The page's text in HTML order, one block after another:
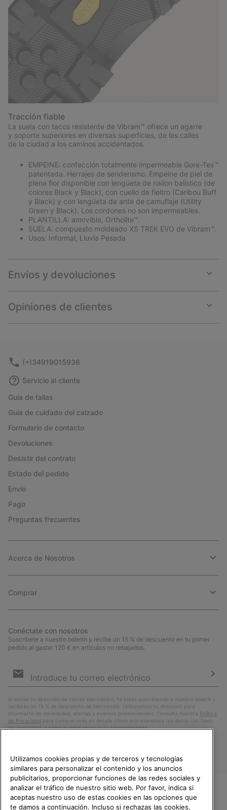
Tracción fiable
La suela con tacos resistente de Vibram™ ofrece un agarre
y soporte superiores en diversas superficies, de las calles
de la ciudad a los caminos accidentados.
EMPEINE: confección totalmente impermeable Gore-Tex™
patentada. Herrajes de senderismo. Empeine de piel de
plena flor disponible con lengüeta de nailon balístico (de
colores Black y Black), con cuello de fieltro (Caribou Buff
y Black) y con lengüeta de ante de camuflaje (Utility
Green y Black). Los cordones no son impermeables.
PLANTILLA: amovible, Ortholite™.
SUELA: compuesto moldeado XS TREK EVO de Vibram™.
Usos: Informal, Lluvia Pesada
Envíos y devoluciones
or
Opiniones de clientes
or
(+)34919015936
Servicio al cliente
Guía de tallas
Guía de cuidado del calzado
Formulario de contacto
Devoluciones
Desistir del contrato
Estado del pedido
Envío
Pago
Preguntas frecuentes
Acerca de Nosotros
Comprar
Conéctate con nosotros
Suscríbete a nuestro boletín y recibe un 15 % de descuento en tu primer
pedido al gastar 120 € en artículos no rebajados.
de
Al enviar tu dirección de correo electrónico, te estás suscribiendo a nuestro boletín y
recibirás un 15 % de descuento de bienvenida. Utilizaremos tu dirección para
informarte de novedades, ofertas y eventos promocionales. Consulta nuestra Política
de Privacidad para conocer más en detalle cómo procesaremos tus datos con fines
de ’marketing’ y cómo puedes revocar tu consentimiento.
TE DAMOS LA BIENVENIDA A
Utilizamos cookies propias y de terceros y tecnologías
similares para personalizar el contenido y los anuncios
publicitarios, proporcionar funciones de las redes sociales y
analizar el tráfico de nuestro sitio web. Por favor, indica si
aceptas nuestro uso de estas cookies en las opciones que
te damos a continuación. Incluso si rechazas las cookies,